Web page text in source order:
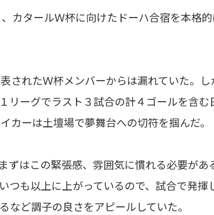
カタールＷ杯に向けたドーハ合宿を本格
されたＷ杯メンバーからは漏れていた。
リーグでラスト３試合の計４ゴールを含
カーは土壇場で夢舞台への切符を掴んだ。
ずはこの緊張感、雰囲気に慣れる必要が
つも以上に上がっているので、試合で発
など調子の良さをアピールしていた。